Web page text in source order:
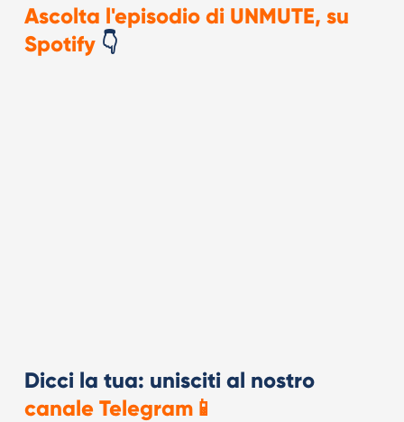
Ascolta l'episodio di UNMUTE, su
Spotify 👇
Dicci la tua: unisciti al nostro
canale Telegram📱